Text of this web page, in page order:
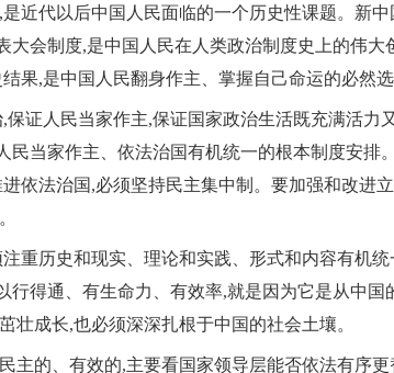
近代以后中国人民面临的一个历史性课题。新
大会制度,是中国人民在人类政治制度史上的伟
果,是中国人民翻身作主、掌握自己命运的必然选
证人民当家作主,保证国家政治生活既充满活
民当家作主、依法治国有机统一的根本制度安
依法治国,必须坚持民主集中制。要加强和改进
重历史和现实、理论和实践、形式和内容有机
行得通、有生命力、有效率,就是因为它是从中
壮成长,也必须深深扎根于中国的社会土壤。
主的、有效的,主要看国家领导层能否依法有序